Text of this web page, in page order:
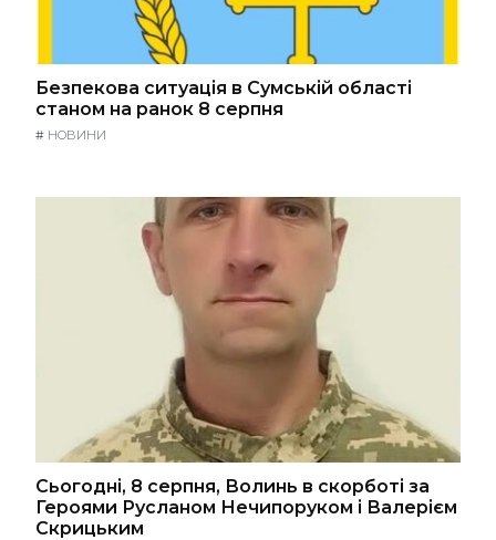
Безпекова ситуація в Сумській області
станом на ранок 8 серпня
# НОВИНИ
Сьогодні, 8 серпня, Волинь в скорботі за
Героями Русланом Нечипоруком і Валерієм
Скрицьким